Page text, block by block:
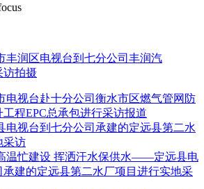
丰润区电视台到七分公司丰润汽
访拍摄
电视台赴十分公司衡水市区燃气管网防
程EPC总承包进行采访报道
电视台到七分公司承建的定远县第二水
采访
温忙建设 挥洒汗水保供水——定远县电
建的定远县第二水厂项目进行实地采